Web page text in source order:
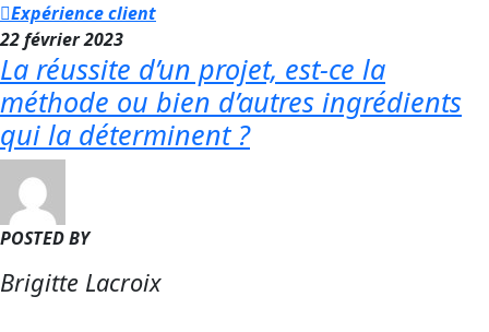
ingrédients
qui
la
Expérience client
22 février 2023
La réussite d’un projet, est-ce la
méthode ou bien d’autres ingrédients
qui la déterminent ?
POSTED BY
Brigitte Lacroix